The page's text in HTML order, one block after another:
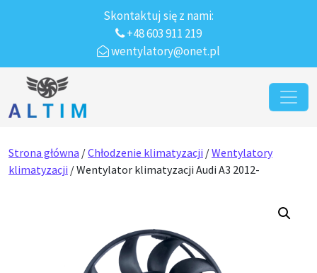
Skontaktuj się z nami:
+48 603 911 219
wentylatory@onet.pl
Przejdź do treści
Main Navigation
Strona główna /Chłodzenie klimatyzacji /Wentylatory
klimatyzacji / Wentylator klimatyzacji Audi A3 2012-